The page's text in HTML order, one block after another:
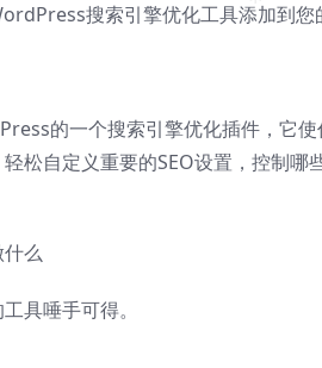
❅
搜索引擎优化工具添加到您
的一个搜索引擎优化插件，它
松自定义重要的SEO设置，控制
么
具唾手可得。